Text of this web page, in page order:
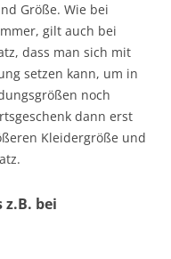
Größe. Wie bei
gilt auch bei
dass man sich mit
setzen kann, um in
noch
dann erst
Kleidergröße und
z.B. bei